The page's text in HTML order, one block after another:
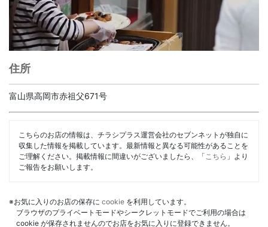
住所
富山県高岡市赤祖父671号
こちらのお店の情報は、チラシプラス運営会社のセブンネットが独自に
収集した情報を掲載しています。最新情報と異なる可能性があることを
ご理解ください。掲載情報に間違いがございましたら、「 こちら 」より
ご報告をお願いします。
※お気に入りのお店の保存に cookie を利用しています。
ブラウザのプライベートモードやシークレットモードでご利用の場合は
cookie が保存されませんのでお店をお気に入りに登録できません。